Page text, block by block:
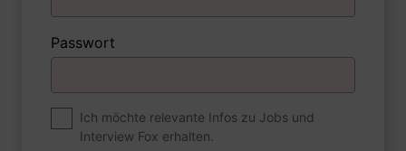
1 FoxTipp Antwort schreiben Audio aufnehmen
Wie sind Sie mit einer Situation
Passwort
Ich möchte relevante Infos zu Jobs und
Interview Fox erhalten.